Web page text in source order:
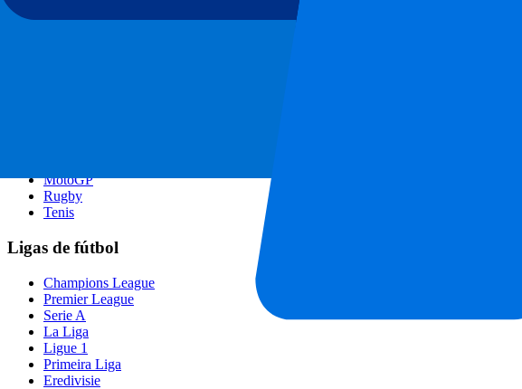
MotoGP
Rugby
Tenis
Ligas de fútbol
Champions League
Premier League
Serie A
La Liga
Ligue 1
Primeira Liga
Eredivisie